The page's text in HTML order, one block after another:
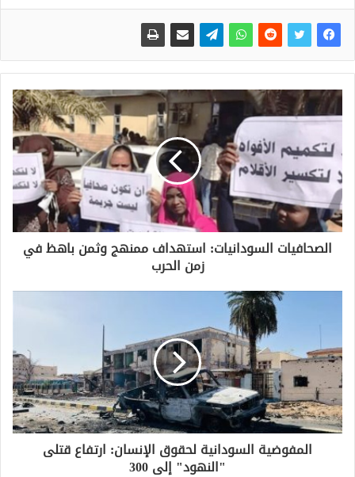
الصحافيات السودانيات: استهداف ممنهج وثمن باهظ في
زمن الحرب
المفوضية السودانية لحقوق الإنسان: ارتفاع قتلى
"النهود" إلى 300